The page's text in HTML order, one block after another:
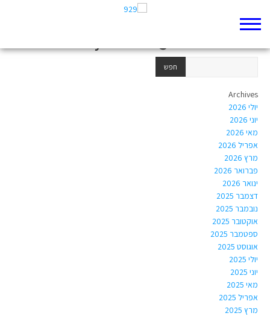
Author Archives:
Archives
יולי 2026
יוני 2026
מאי 2026
אפריל 2026
מרץ 2026
פברואר 2026
ינואר 2026
דצמבר 2025
נובמבר 2025
אוקטובר 2025
ספטמבר 2025
אוגוסט 2025
יולי 2025
יוני 2025
מאי 2025
אפריל 2025
מרץ 2025